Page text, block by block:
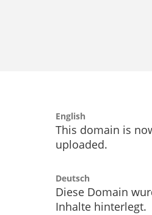
English
This domain is
uploaded.
Deutsch
Diese Domain
Inhalte hinterlegt.